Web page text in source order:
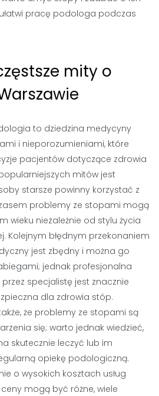
pracę podologa podczas
mity o
to dziedzina medycyny
i nieporozumieniami, które
pacjentów dotyczące zdrowia
mitów jest
starsze powinny korzystać z
problemy ze stopami mogą
wieku niezależnie od stylu życia
Kolejnym błędnym przekonaniem
jest zbędny i można go
jednak profesjonalna
specjalistę jest znacznie
dla zdrowia stóp.
że problemy ze stopami są
się; warto jednak wiedzieć,
skutecznie leczyć lub im
opiekę podologiczną.
o wysokich kosztach usług
mogą być różne, wiele